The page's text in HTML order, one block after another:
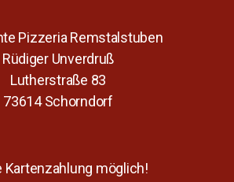
Pizzeria Remstalstuben
Rüdiger Unverdruß
Lutherstraße 83
73614 Schorndorf
Kartenzahlung möglich!